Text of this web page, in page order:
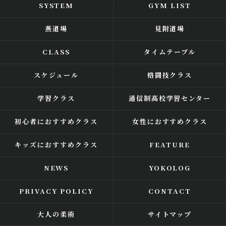
SYSTEM GYM LIST
燕道場 見附道場
CLASS タイムテーブル
スケジュール 格闘技クラス
学習クラス 通信制高校学習センター
初心者におすすめクラス 女性におすすめクラス
キッズにおすすめクラス FEATURE
NEWS YOKOLOG
PRIVACY POLICY CONTACT
大人の柔術 サイトマップ